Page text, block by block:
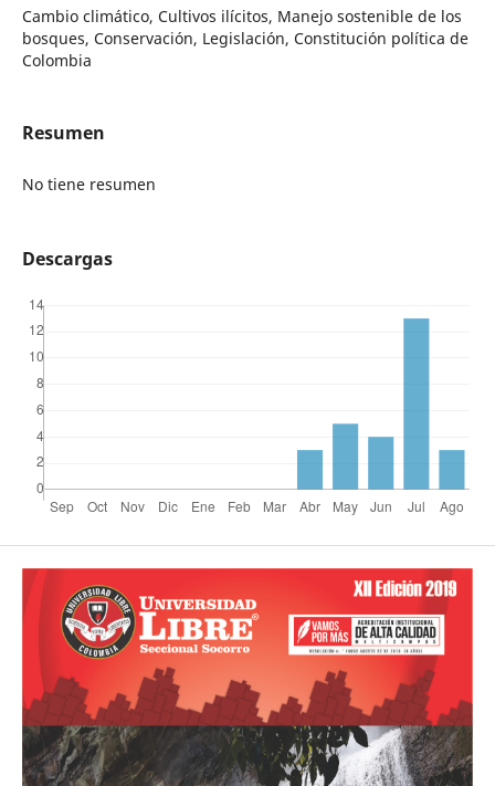
Cambio climático, Cultivos ilícitos, Manejo sostenible de los
bosques, Conservación, Legislación, Constitución política de
Colombia
Resumen
No tiene resumen
Descargas